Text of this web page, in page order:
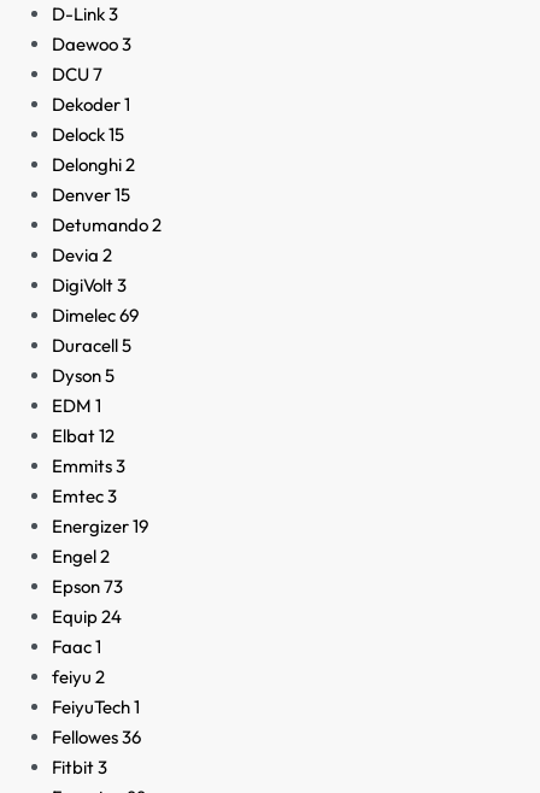
D-Link3
Daewoo3
DCU7
Dekoder1
Delock15
Delonghi2
Denver15
Detumando2
Devia 2
DigiVolt3
Dimelec69
Duracell5
Dyson5
EDM 1
Elbat12
Emmits3
Emtec3
Energizer19
Engel2
Epson73
Equip24
Faac1
feiyu 2
FeiyuTech1
Fellowes36
Fitbit3